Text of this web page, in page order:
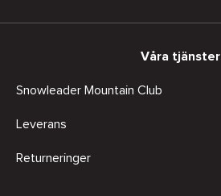
Våra tjänster
Snowleader Mountain Club
Leverans
Returneringer